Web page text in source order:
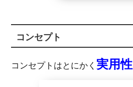
コンセプト
コンセプトはとにかく 実用性